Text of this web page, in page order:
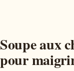
Soupe aux
pour